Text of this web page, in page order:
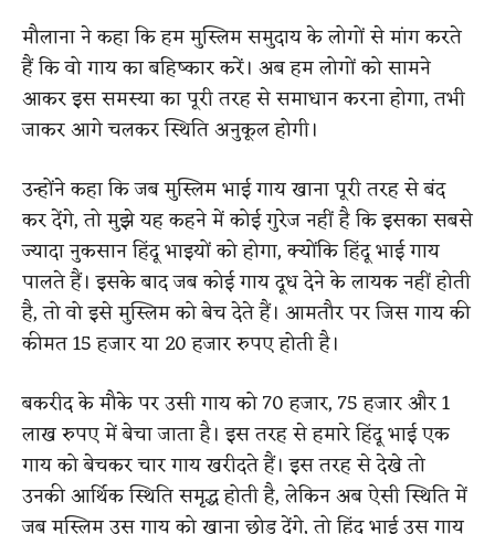
मौलाना ने कहा कि हम मुस्लिम समुदाय के लोगों से मांग करते
हैं कि वो गाय का बहिष्कार करें। अब हम लोगों को सामने
आकर इस समस्या का पूरी तरह से समाधान करना होगा, तभी
जाकर आगे चलकर स्थिति अनुकूल होगी।
उन्होंने कहा कि जब मुस्लिम भाई गाय खाना पूरी तरह से बंद
कर देंगे, तो मुझे यह कहने में कोई गुरेज नहीं है कि इसका सबसे
ज्यादा नुकसान हिंदू भाइयों को होगा, क्योंकि हिंदू भाई गाय
पालते हैं। इसके बाद जब कोई गाय दूध देने के लायक नहीं होती
है, तो वो इसे मुस्लिम को बेच देते हैं। आमतौर पर जिस गाय की
कीमत 15 हजार या 20 हजार रुपए होती है।
बकरीद के मौके पर उसी गाय को 70 हजार, 75 हजार और 1
लाख रुपए में बेचा जाता है। इस तरह से हमारे हिंदू भाई एक
गाय को बेचकर चार गाय खरीदते हैं। इस तरह से देखे तो
उनकी आर्थिक स्थिति समृद्ध होती है, लेकिन अब ऐसी स्थिति में